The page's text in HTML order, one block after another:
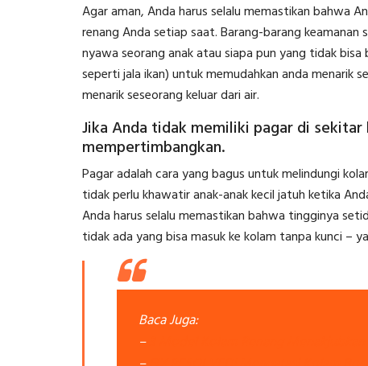
Agar aman, Anda harus selalu memastikan bahwa
renang Anda setiap saat. Barang-barang
nyawa seorang anak atau siapa pun yang tidak
seperti jala ikan) untuk memudahkan anda menarik
menarik seseorang keluar dari air.
Jika Anda tidak memiliki pagar di
mempertimbangkan.
Pagar adalah cara yang bagus untuk melindungi
tidak perlu khawatir anak-anak kecil jatuh ketika
Anda harus selalu memastikan bahwa tingginya
tidak ada yang bisa masuk ke kolam tanpa kunci –
Baca Juga:
–